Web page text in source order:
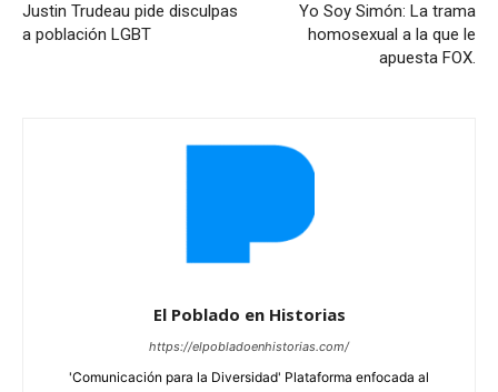
Justin Trudeau pide disculpas
a población LGBT
Yo Soy Simón: La trama
homosexual a la que le
apuesta FOX.
El Poblado en Historias
https://elpobladoenhistorias.com/
'Comunicación para la Diversidad' Plataforma enfocada al